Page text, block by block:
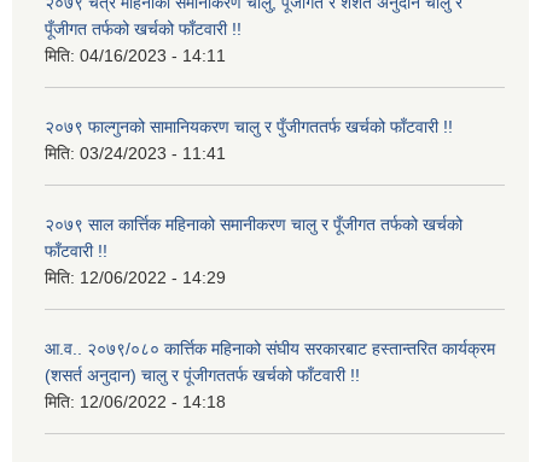
पूँजीगत तर्फको खर्चको फाँटवारी !!
मिति: 04/16/2023 - 14:11
२०७९ फाल्गुनको सामानियकरण चालु र पुँजीगततर्फ खर्चको फाँटवारी !!
मिति: 03/24/2023 - 11:41
२०७९ साल कार्त्तिक महिनाको समानीकरण चालु र पूँजीगत तर्फको खर्चको
फाँटवारी !!
मिति: 12/06/2022 - 14:29
आ.व.. २०७९/०८० कार्त्तिक महिनाको संघीय सरकारबाट हस्तान्तरित कार्यक्रम
(शसर्त अनुदान) चालु र पूंजीगततर्फ खर्चको फाँटवारी !!
मिति: 12/06/2022 - 14:18